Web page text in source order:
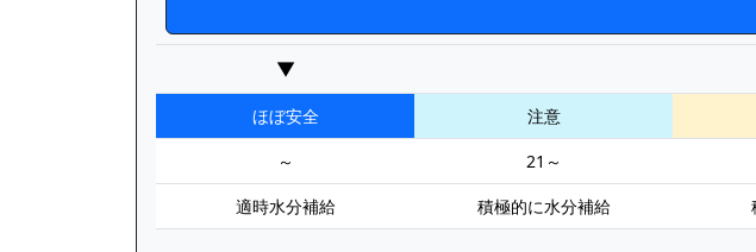
▼
ほぼ安全 注意
～
21～
適時水分補給
積極的に水分補給